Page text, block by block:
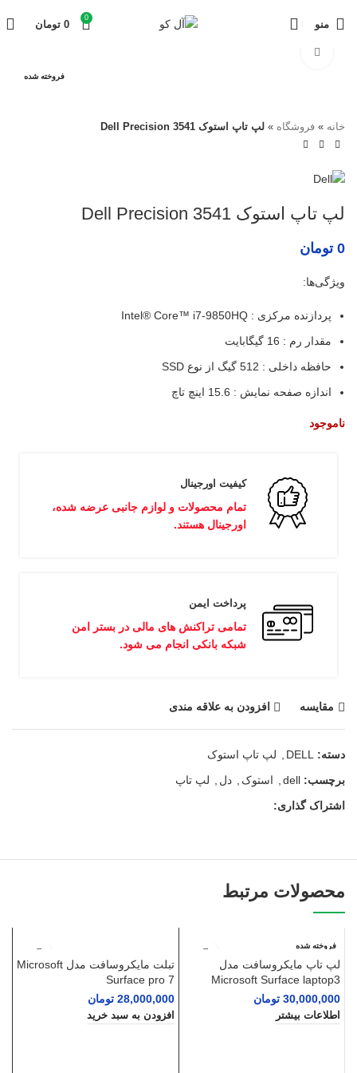
منو
0
0 تومان
فروخته شده
خانه » فروشگاه » لپ تاپ استوک Dell Precision 3541
لپ تاپ استوک Dell Precision 3541
0 تومان
ویژگی‌ها:
پردازنده مرکزی : Intel® Core™ i7-9850HQ
مقدار رم : 16 گیگابایت
حافظه داخلی : 512 گیگ از نوع SSD
اندازه صفحه نمایش : 15.6 اینچ تاچ
ناموجود
کیفیت اورجینال
تمام محصولات و لوازم جانبی عرضه شده،
اورجینال هستند.
پرداخت ایمن
تمامی تراکنش های مالی در بستر امن
شبکه بانکی انجام می شود.
مقايسه افزودن به علاقه مندی
دسته: DELL
لپ تاپ استوک
برچسب: dell استوک دل
لپ تاپ
اشتراک گذاری:
محصولات مرتبط
فروخته شده
لپ تاپ مایکروسافت مدل
Microsoft Surface laptop3
30,000,000 تومان
اطلاعات بیشتر
تبلت مایکروسافت مدل Microsoft
Surface pro 7
28,000,000 تومان
افزودن به سبد خرید